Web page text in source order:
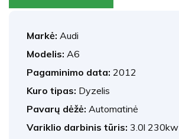
Markė: Audi
Modelis: A6
Pagaminimo data: 2012
Kuro tipas: Dyzelis
Pavarų dėžė: Automatinė
Variklio darbinis tūris: 3.0l 230kw